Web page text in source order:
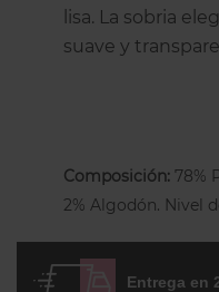
lisa. La sobria
suave y
gradual clase A
elástico que no
de algodón y
plantilla
confort al pie.
Composición: 78%
2% Algodón. Nivel
Entrega en